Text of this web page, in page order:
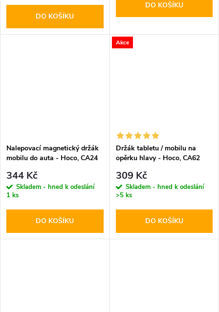
DO KOŠÍKU
DO KOŠÍKU
Nalepovací magnetický držák
mobilu do auta - Hoco, CA24
344 Kč
Skladem - hned k odeslání
1 ks
DO KOŠÍKU
Akce
Držák tabletu / mobilu na
opěrku hlavy - Hoco, CA62
309 Kč
Skladem - hned k odeslání
>5 ks
DO KOŠÍKU